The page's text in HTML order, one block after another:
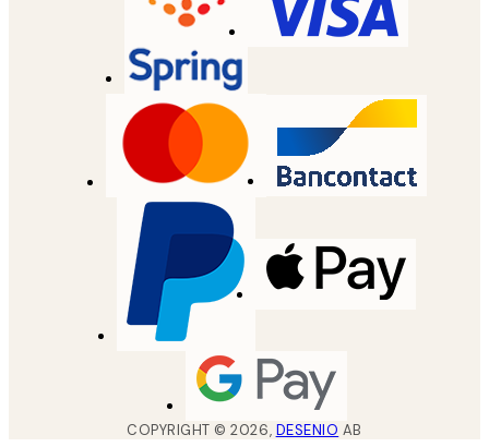
COPYRIGHT ©2026, DESENIO AB